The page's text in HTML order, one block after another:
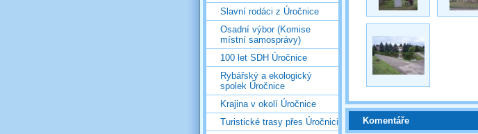
Komentáře
Slavní rodáci z Úročnice
Osadní výbor (Komise
místní samosprávy)
100 let SDH Úročnice
Rybářský a ekologický
spolek Úročnice
Krajina v okolí Úročnice
Turistické trasy přes Úročnici